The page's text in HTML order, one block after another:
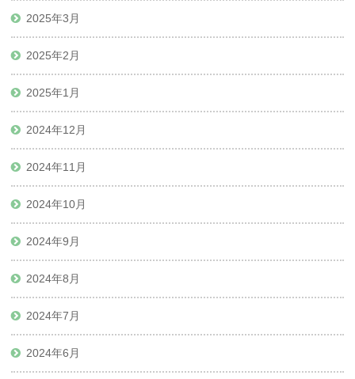
2025年3月
2025年2月
2025年1月
2024年12月
2024年11月
2024年10月
2024年9月
2024年8月
2024年7月
2024年6月